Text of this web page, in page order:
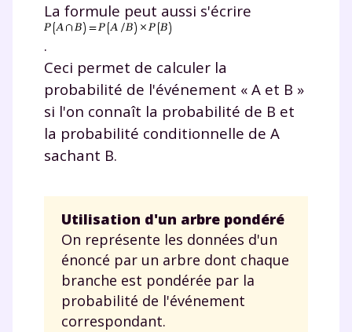
La formule peut aussi s'écrire
.
Ceci permet de calculer la
probabilité de l'événement « A et B »
si l'on connaît la probabilité de B et
la probabilité conditionnelle de A
sachant B.
Utilisation d'un arbre pondéré
On représente les données d'un
énoncé par un arbre dont chaque
branche est pondérée par la
probabilité de l'événement
correspondant.